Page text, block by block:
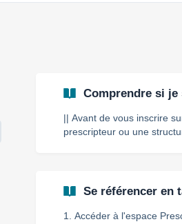
Comprendre si je
|| Avant de vous inscrire
prescripteur ou une structure d'accompagnement.
Se référencer en
1. Accéder à l'espace